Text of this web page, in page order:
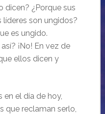
dicen? ¿Porque sus
líderes son ungidos?
es ungido.
¡No! En vez de
ellos dicen y
en el día de hoy,
que reclaman serlo,